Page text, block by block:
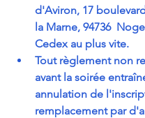
d'Aviron, 17
la Marne, 94736
Cedex au plus vite.
Tout règlement non
avant la soirée
annulation de
remplacement par